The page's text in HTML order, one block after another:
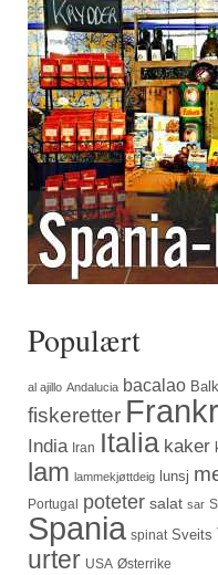
Populært
al ajillo Andalucia bacalao
fiskeretter
India Iran Italia kaker
lam lammekjøttdeig lunsj
Portugal poteter salat sar
Spania spinat Sveits
urter USA Østerrike